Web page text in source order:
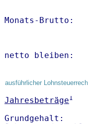
Monats-
netto
ausführlicher
Jahresbeträge1
Grundgehalt: